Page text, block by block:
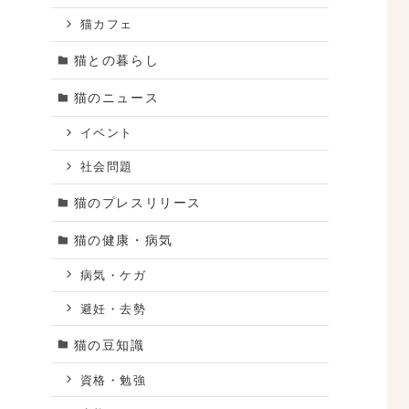
猫カフェ
猫との暮らし
猫のニュース
イベント
社会問題
猫のプレスリリース
猫の健康・病気
病気・ケガ
避妊・去勢
猫の豆知識
資格・勉強